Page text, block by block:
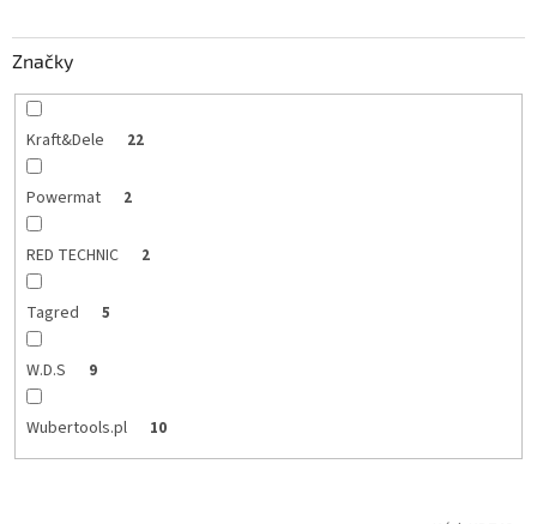
v
Značky
Kraft&Dele 22
Powermat 2
RED TECHNIC 2
Tagred 5
W.D.S 9
Wubertools.pl 10